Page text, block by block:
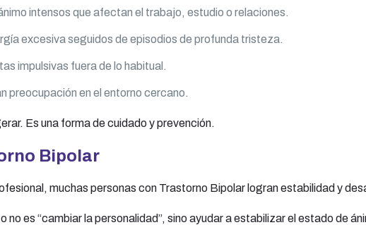
intensos que afectan el trabajo, estudio o relaciones.
excesiva seguidos de episodios de profunda tristeza.
impulsivas fuera de lo habitual.
preocupación en el entorno cercano.
Es una forma de cuidado y prevención.
Bipolar
muchas personas con Trastorno Bipolar logran estabilidad y
no es “cambiar la personalidad”, sino ayudar a estabilizar el estado de